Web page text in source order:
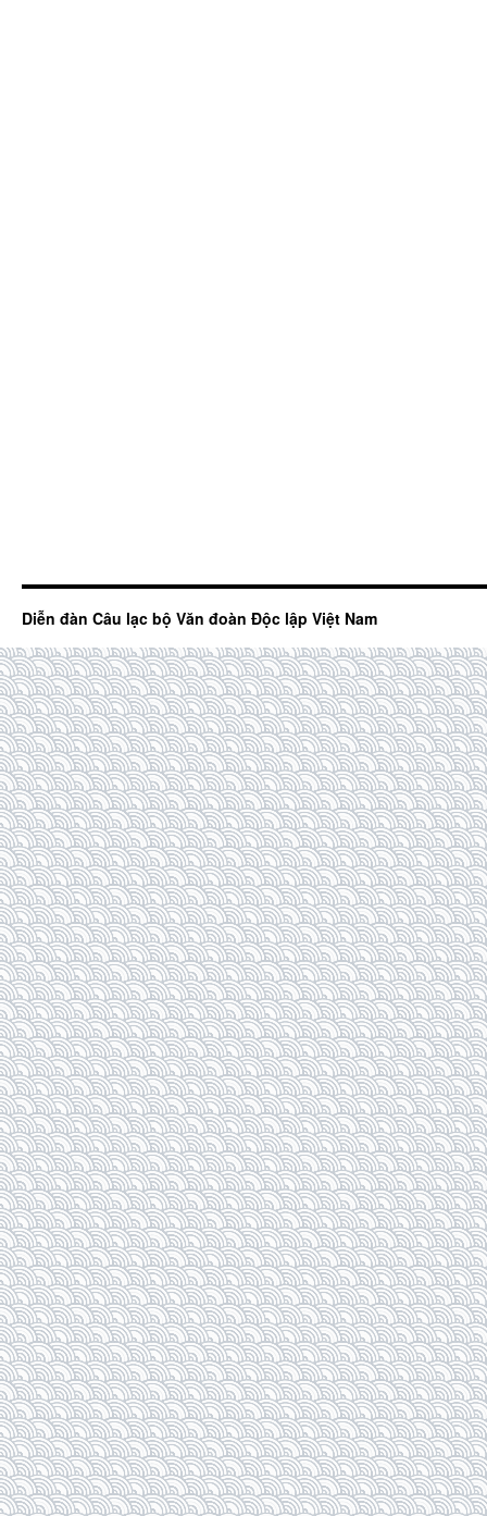
Diễn đàn Câu lạc bộ Văn đoàn Độc lập Việt Nam